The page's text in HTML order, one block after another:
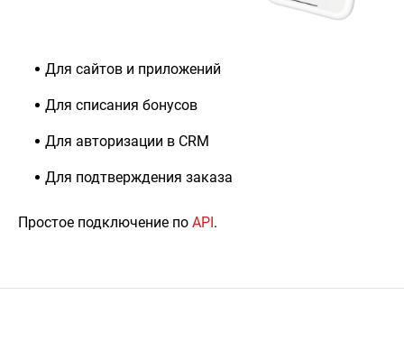
Для сайтов и приложений
Для списания бонусов
Для авторизации в CRM
Для подтверждения заказа
Простое подключение по API .